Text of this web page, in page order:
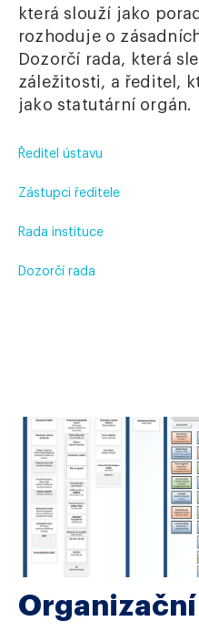
která slouží jako
rozhoduje o
Dozorčí rada, která
záležitosti, a ředitel,
jako statutární orgán.
Ředitel ústavu
Zástupci ředitele
Rada instituce
Dozorčí rada